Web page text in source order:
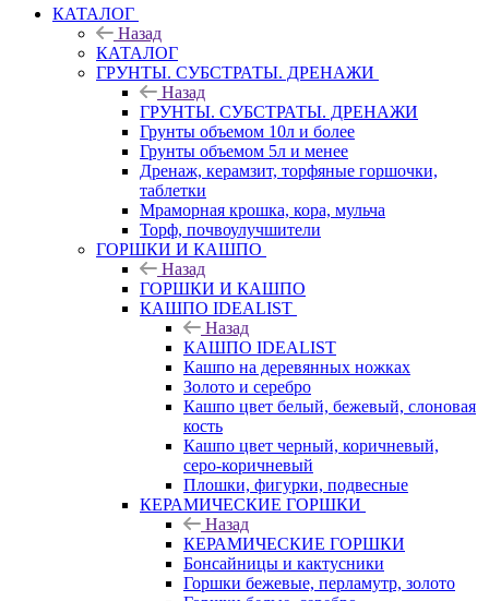
КАТАЛОГ
Назад
КАТАЛОГ
ГРУНТЫ. СУБСТРАТЫ. ДРЕНАЖИ
Назад
ГРУНТЫ. СУБСТРАТЫ. ДРЕНАЖИ
Грунты объемом 10л и более
Грунты объемом 5л и менее
Дренаж, керамзит, торфяные горшочки,
таблетки
Мраморная крошка, кора, мульча
Торф, почвоулучшители
ГОРШКИ И КАШПО
Назад
ГОРШКИ И КАШПО
КАШПО IDEALIST
Назад
КАШПО IDEALIST
Кашпо на деревянных ножках
Золото и серебро
Кашпо цвет белый, бежевый, слоновая
кость
Кашпо цвет черный, коричневый,
серо-коричневый
Плошки, фигурки, подвесные
КЕРАМИЧЕСКИЕ ГОРШКИ
Назад
КЕРАМИЧЕСКИЕ ГОРШКИ
Бонсайницы и кактусники
Горшки бежевые, перламутр, золото